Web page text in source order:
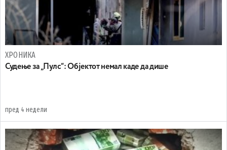
ХРОНИКА
Судење за „Пулс“: Објектот немал каде да дише
пред 4 недели